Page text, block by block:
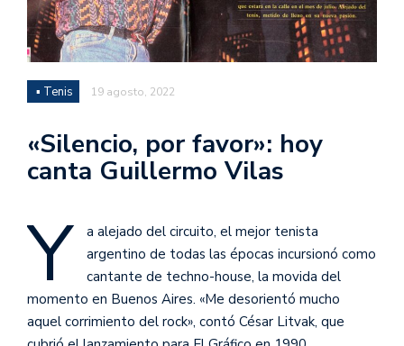
▪ Tenis 19 agosto, 2022
«Silencio, por favor»: hoy
canta Guillermo Vilas
Y
a alejado del circuito, el mejor tenista
argentino de todas las épocas incursionó como
cantante de techno-house, la movida del
momento en Buenos Aires. «Me desorientó mucho
aquel corrimiento del rock», contó César Litvak, que